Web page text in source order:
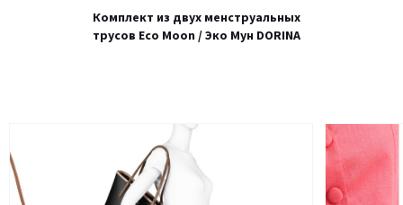
Комплект из двух менструальных
трусов Eco Moon / Эко Мун DORINA